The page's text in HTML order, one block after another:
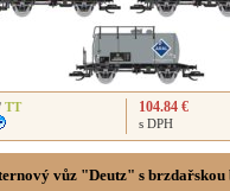
TT
104.84 €
s DPH
vůz "Deutz" s brzdařskou